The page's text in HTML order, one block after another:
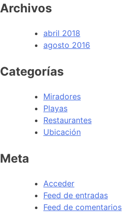
Archivos
abril 2018
agosto 2016
Categorías
Miradores
Playas
Restaurantes
Ubicación
Meta
Acceder
Feed de entradas
Feed de comentarios